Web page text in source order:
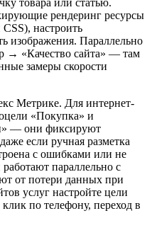
товара или статью.
рендеринг ресурсы
настроить
изображения. Параллельно
→ «Качество сайта» — там
замеры скорости
Метрике. Для интернет-
«Покупка» и
— они фиксируют
если ручная разметка
с ошибками или не
параллельно с
от потери данных при
услуг настройте цели
по телефону, переход в